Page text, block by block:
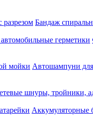
разрезом Бандаж
герметики
мойки Автошампуни
шнуры, тройники,
Аккумуляторные